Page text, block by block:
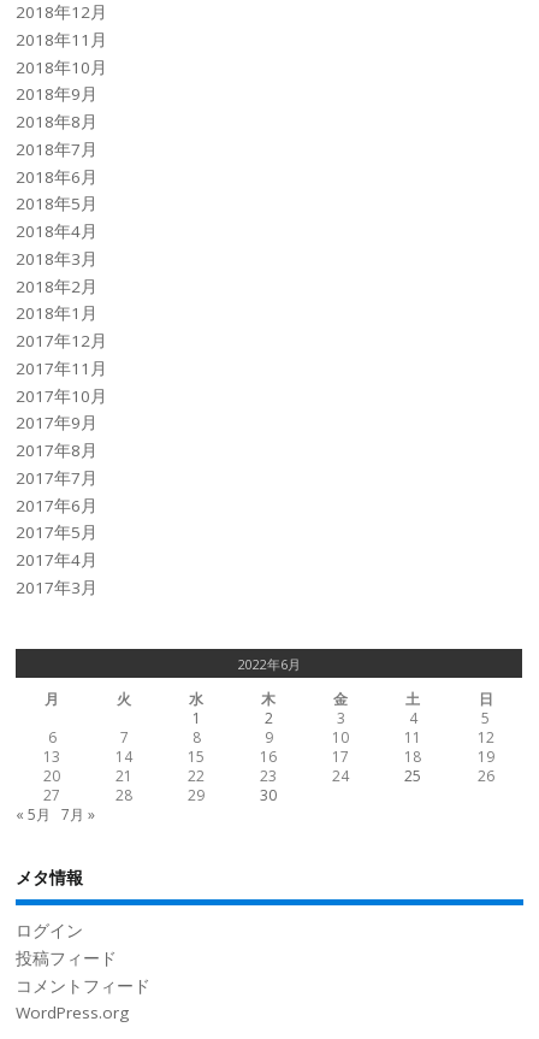
2018年12月
2018年11月
2018年10月
2018年9月
2018年8月
2018年7月
2018年6月
2018年5月
2018年4月
2018年3月
2018年2月
2018年1月
2017年12月
2017年11月
2017年10月
2017年9月
2017年8月
2017年7月
2017年6月
2017年5月
2017年4月
2017年3月
2022年6月
月 火 水 木 金 土
日
1
2 3 4
5
6
7 8 9 10 11
12
13
14 15 16 17 18
19
20
21 22 23 24 25
26
27
28 29
30
« 5月
7月 »
メタ情報
ログイン
投稿フィード
コメントフィード
WordPress.org